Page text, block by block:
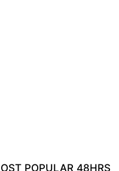
POPULAR 48HRS